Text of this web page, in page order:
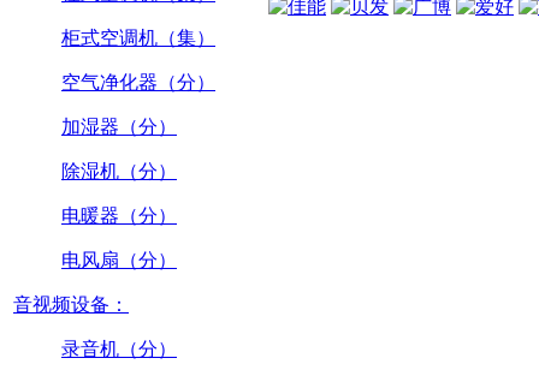
柜式空调机（集）
空气净化器（分）
加湿器（分）
除湿机（分）
电暖器（分）
电风扇（分）
音视频设备：
录音机（分）